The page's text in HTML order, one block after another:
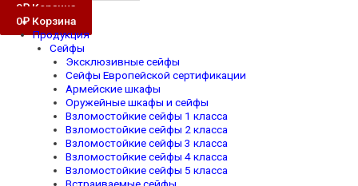
0₽ Корзина
0₽ Корзина
Продукция
Сейфы
Эксклюзивные сейфы
Сейфы Европейской сертификации
Армейские шкафы
Оружейные шкафы и сейфы
Взломостойкие сейфы 1 класса
Взломостойкие сейфы 2 класса
Взломостойкие сейфы 3 класса
Взломостойкие сейфы 4 класса
Взломостойкие сейфы 5 класса